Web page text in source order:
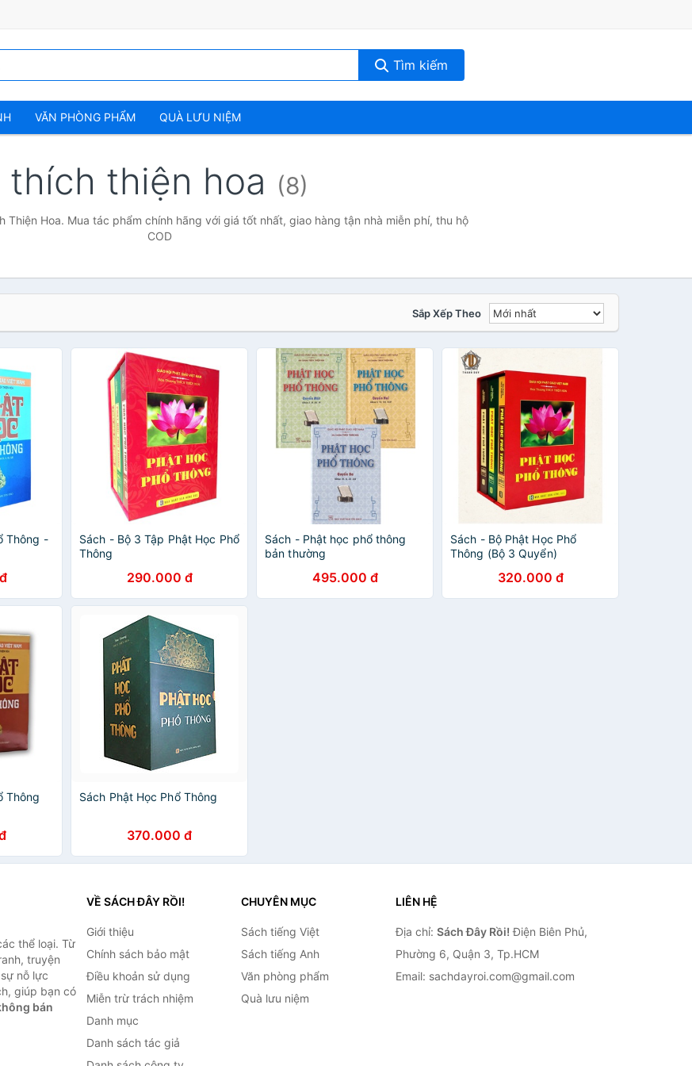
Tìm kiếm
VĂN PHÒNG PHẨM QUÀ LƯU NIỆM
thích thiện hoa (8)
Thiện Hoa. Mua tác phẩm chính hãng với giá tốt nhất, giao hàng tận nhà miễn phí, thu hộ
COD
Sắp Xếp Theo
Thông -
Sách - Bộ 3 Tập Phật Học Phổ
Thông
290.000 đ
Sách - Phật học phổ thông
bản thường
495.000 đ
Sách - Bộ Phật Học Phổ
Thông (Bộ 3 Quyển)
320.000 đ
Thông
Sách Phật Học Phổ Thông
370.000 đ
thể loại. Từ
truyện
nỗ lực
giúp bạn có
bán
VỀ SÁCH ĐÂY RỒI!
Giới thiệu
Chính sách bảo mật
Điều khoản sử dụng
Miễn trừ trách nhiệm
Danh mục
Danh sách tác giả
CHUYÊN MỤC
Sách tiếng Việt
Sách tiếng Anh
Văn phòng phẩm
Quà lưu niệm
LIÊN HỆ
Địa chỉ: Sách Đây Rồi! Điện Biên Phủ,
Phường 6, Quận 3, Tp.HCM
Email: sachdayroi.com@gmail.com